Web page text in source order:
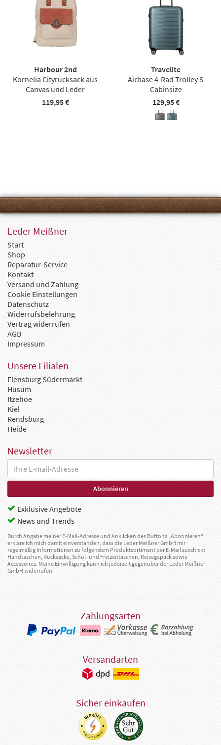
Harbour 2nd
Kornelia Cityrucksack aus
Canvas und Leder
119,95 €
Travelite
Airbase 4-Rad Trolley S
Cabinsize
129,95 €
Leder Meißner
Start
Shop
Reparatur-Service
Kontakt
Versand und Zahlung
Cookie Einstellungen
Datenschutz
Widerrufsbelehrung
Vertrag widerrufen
AGB
Impressum
Unsere Filialen
Flensburg Südermarkt
Husum
Itzehoe
Kiel
Rendsburg
Heide
Newsletter
Exklusive Angebote
News und Trends
Durch Angabe meiner E-Mail-Adresse und Anklicken des Buttons „Abonnieren“
erkläre ich mich damit einverstanden, dass die Leder Meißner GmbH mir
regelmäßig Informationen zu folgendem Produktsortiment per E-Mail zuschickt:
Handtaschen, Rucksäcke, Schul- und Freizeittaschen, Reisegepäck sowie
Accessoires. Meine Einwilligung kann ich jederzeit gegenüber der Leder Meißner
GmbH widerrufen.
Zahlungsarten
Versandarten
Sicher einkaufen